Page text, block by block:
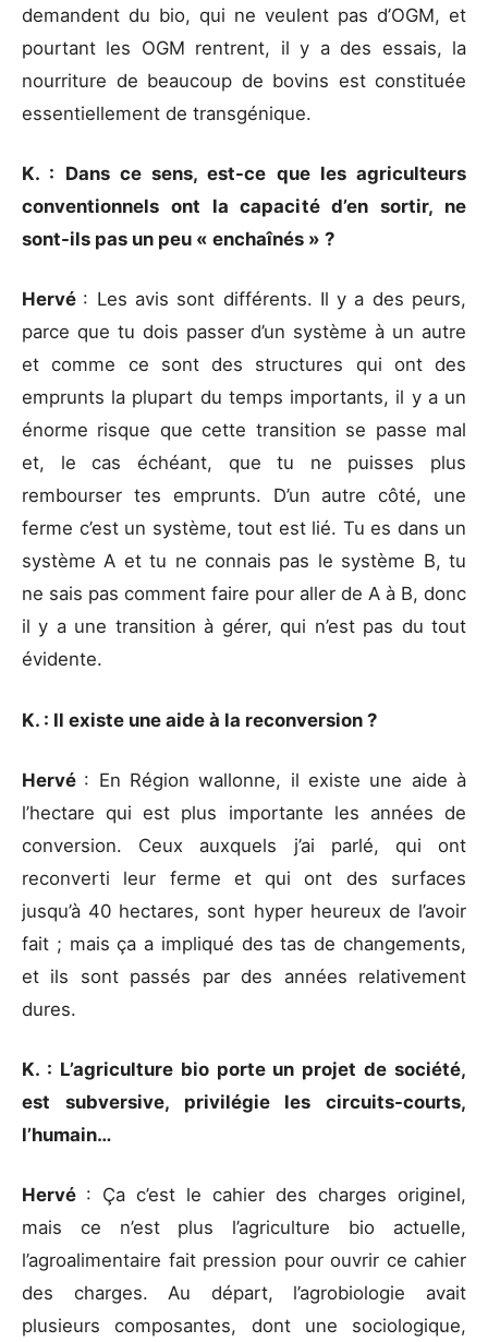
demandent du bio, qui ne veulent pas d’OGM, et
pourtant les OGM rentrent, il y a des essais, la
nourriture de beaucoup de bovins est constituée
essentiellement de transgénique.
K. : Dans ce sens, est-ce que les agriculteurs
conventionnels ont la capacité d’en sortir, ne
sont-ils pas un peu « enchaînés » ?
Hervé : Les avis sont différents. Il y a des peurs,
parce que tu dois passer d’un système à un autre
et comme ce sont des structures qui ont des
emprunts la plupart du temps importants, il y a un
énorme risque que cette transition se passe mal
et, le cas échéant, que tu ne puisses plus
rembourser tes emprunts. D’un autre côté, une
ferme c’est un système, tout est lié. Tu es dans un
système A et tu ne connais pas le système B, tu
ne sais pas comment faire pour aller de A à B, donc
il y a une transition à gérer, qui n’est pas du tout
évidente.
K. : Il existe une aide à la reconversion ?
Hervé : En Région wallonne, il existe une aide à
l’hectare qui est plus importante les années de
conversion. Ceux auxquels j’ai parlé, qui ont
reconverti leur ferme et qui ont des surfaces
jusqu’à 40 hectares, sont hyper heureux de l’avoir
fait ; mais ça a impliqué des tas de changements,
et ils sont passés par des années relativement
dures.
K. : L’agriculture bio porte un projet de société,
est subversive, privilégie les circuits-courts,
l’humain…
Hervé : Ça c’est le cahier des charges originel,
mais ce n’est plus l’agriculture bio actuelle,
l’agroalimentaire fait pression pour ouvrir ce cahier
des charges. Au départ, l’agrobiologie avait
plusieurs composantes, dont une sociologique,